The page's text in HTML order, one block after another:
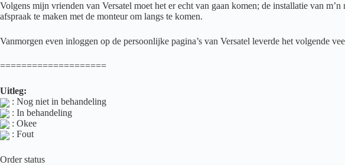
Volgens mijn vrienden van Versatel moet het er echt van gaan komen; de installatie van
afspraak te maken met de monteur om langs te komen.
Vanmorgen even inloggen op de persoonlijke pagina’s van Versatel leverde het volgende
====================
Uitleg:
: Nog niet in behandeling
: In behandeling
: Okee
: Fout
Order status